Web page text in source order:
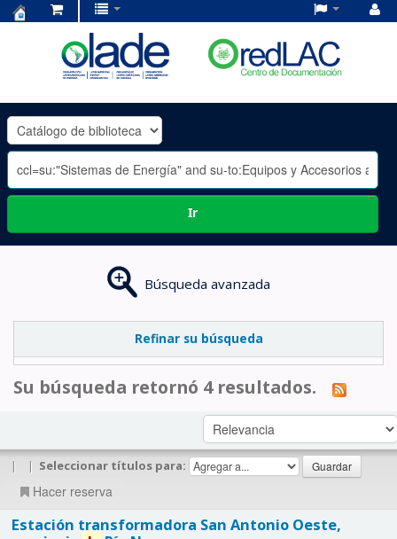
OLADE
-
Ir
Búsqueda avanzada
Refinar su búsqueda
Su búsqueda retornó 4 resultados.
| | Seleccionar títulos para:
Hacer reserva
Estación transformadora San Antonio Oeste,